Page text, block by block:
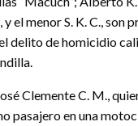
el menor S. K. C., son
delito de homicidio
Clemente C. M.,
pasajero en una